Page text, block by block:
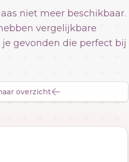
niet meer beschikbaar.
vergelijkbare
gevonden die perfect bij
overzicht